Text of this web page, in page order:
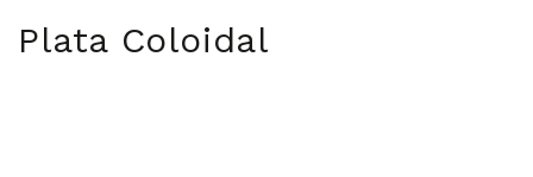
Plata Coloidal